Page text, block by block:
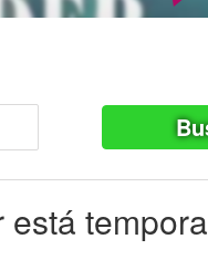
está